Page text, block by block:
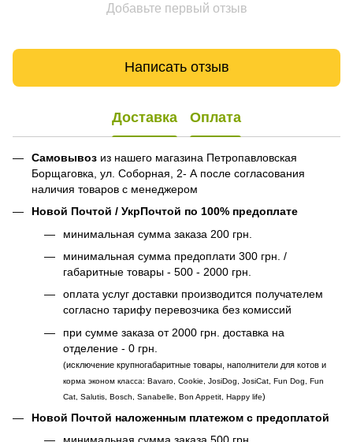
Добавьте первый отзыв
Написать отзыв
Доставка Оплата
Самовывоз из нашего магазина Петропавловская
Борщаговка, ул. Соборная, 2- А после согласования
наличия товаров с менеджером
Новой Почтой / УкрПочтой по 100% предоплате
минимальная сумма заказа 200 грн.
минимальная сумма предоплати 300 грн. /
габаритные товары - 500 - 2000 грн.
оплата услуг доставки производится получателем
согласно тарифу перевозчика без комиссий
при сумме заказа от 2000 грн. доставка на
отделение - 0 грн.
(исключение крупногабаритные товары, наполнители для котов и
корма эконом класса: Bavaro, Cookie, JosiDog, JosiCat, Fun Dog, Fun
Cat, Salutis, Bosch, Sanabelle, Bon Appetit, Happy life)
Новой Почтой наложенным платежом с предоплатой